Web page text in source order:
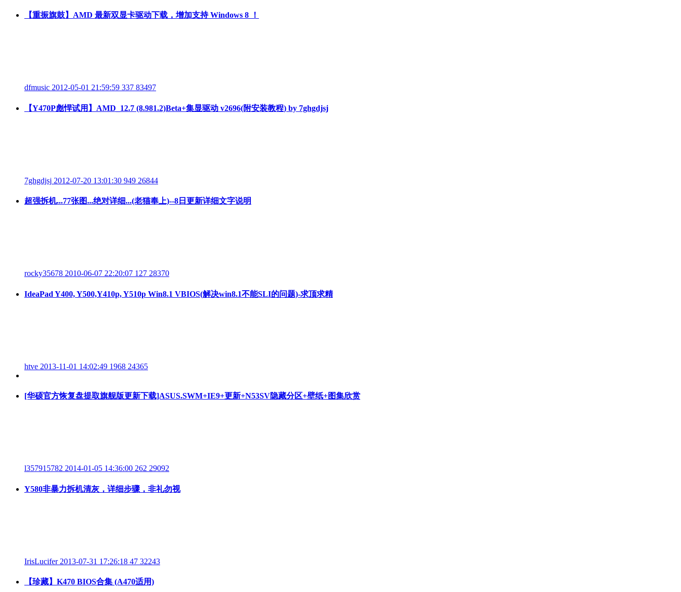
【重振旗鼓】AMD 最新双显卡驱动下载，增加支持 Windows 8 ！
dfmusic 2012-05-01 21:59:59 337 83497
【Y470P彪悍试用】AMD_12.7 (8.981.2)Beta+集显驱动 v2696(附安装教程) by 7ghgdjsj
7ghgdjsj 2012-07-20 13:01:30 949 26844
超强拆机...77张图...绝对详细...(老猫奉上)--8日更新详细文字说明
rocky35678 2010-06-07 22:20:07 127 28370
IdeaPad Y400, Y500,Y410p, Y510p Win8.1 VBIOS(解决win8.1不能SLI的问题)-求顶求精
htve 2013-11-01 14:02:49 1968 24365
[华硕官方恢复盘提取旗舰版更新下载]ASUS.SWM+IE9+更新+N53SV隐藏分区+壁纸+图集欣赏
l357915782 2014-01-05 14:36:00 262 29092
Y580非暴力拆机清灰，详细步骤，非礼勿视
IrisLucifer 2013-07-31 17:26:18 47 32243
【珍藏】K470 BIOS合集 (A470适用)